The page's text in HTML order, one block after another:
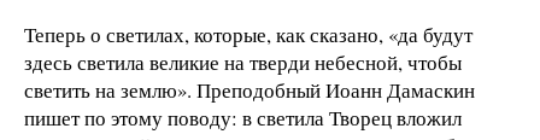
Теперь о светилах, которые, как сказано, «да будут
здесь светила великие на тверди небесной, чтобы
светить на землю». Преподобный Иоанн Дамаскин
пишет по этому поводу: в светила Творец вложил